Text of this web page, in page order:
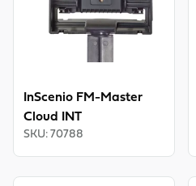
InScenio FM-Master
Cloud INT
SKU: 70788